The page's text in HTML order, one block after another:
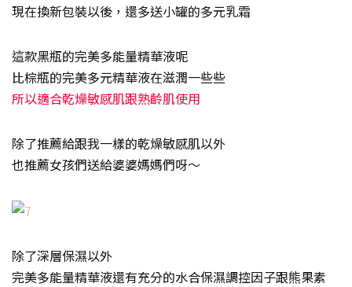
現在換新包裝以後，還多送小罐的多元乳霜
這款黑瓶的完美多能量精華液呢
比棕瓶的完美多元精華液在滋潤一些些
所以適合乾燥敏感肌跟熟齡肌使用
除了推薦給跟我一樣的乾燥敏感肌以外
也推薦女孩們送給婆婆媽媽們呀～
除了深層保濕以外
完美多能量精華液還有充分的水合保濕調控因子跟熊果素